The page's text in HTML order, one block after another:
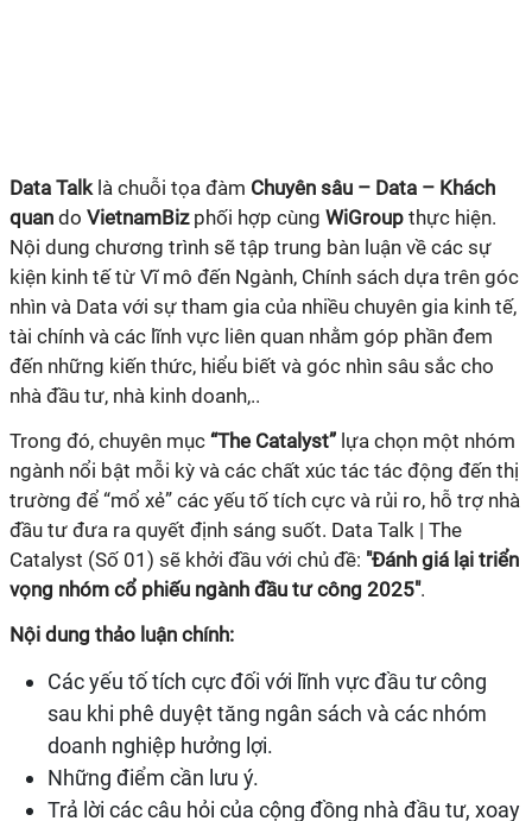
Data Talklà chuỗi tọa đàm Chuyên sâu – Data – Khách
quan do VietnamBizphối hợp cùng WiGroup thực hiện.
Nội dung chương trình sẽ tập trung bàn luận về các sự
kiện kinh tế từ Vĩ mô đến Ngành, Chính sách dựa trên góc
nhìn và Data với sự tham gia của nhiều chuyên gia kinh tế,
tài chính và các lĩnh vực liên quan nhằm góp phần đem
đến những kiến thức, hiểu biết và góc nhìn sâu sắc cho
nhà đầu tư, nhà kinh doanh,..
Trong đó, chuyên mục “The Catalyst” lựa chọn một nhóm
ngành nổi bật mỗi kỳ và các chất xúc tác tác động đến thị
trường để “mổ xẻ” các yếu tố tích cực và rủi ro, hỗ trợ nhà
đầu tư đưa ra quyết định sáng suốt. Data Talk | The
Catalyst (Số 01) sẽ khởi đầu với chủ đề: "Đánh giá lại triển
vọng nhóm cổ phiếu ngành đầu tư công 2025".
Nội dung thảo luận chính:
Các yếu tố tích cực đối với lĩnh vực đầu tư công
sau khi phê duyệt tăng ngân sách và các nhóm
doanh nghiệp hưởng lợi.
Những điểm cần lưu ý.
Trả lời các câu hỏi của cộng đồng nhà đầu tư, xoay